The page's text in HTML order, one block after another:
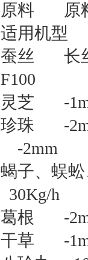
原料
原
适用机型
蚕丝
长
F100
灵芝 -
珍珠 -
-
蝎子、蜈
30Kg/h
葛根 -
干草 -